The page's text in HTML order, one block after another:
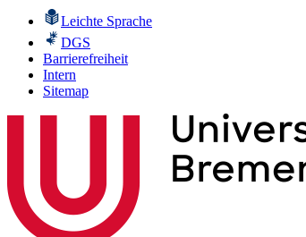
Leichte Sprache
DGS
Barrierefreiheit
Intern
Sitemap